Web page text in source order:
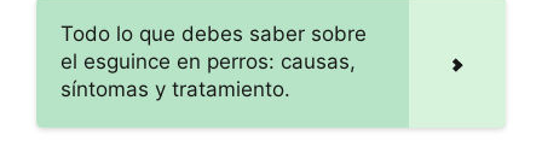
Todo lo que debes saber sobre
el esguince en perros: causas,
síntomas y tratamiento.